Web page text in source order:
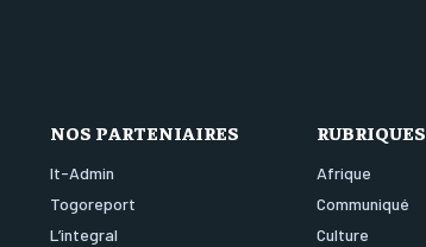
NOS PARTENIAIRES
It-Admin
Togoreport
L’integral
RUBRIQUES
Afrique
Communiqué
Culture